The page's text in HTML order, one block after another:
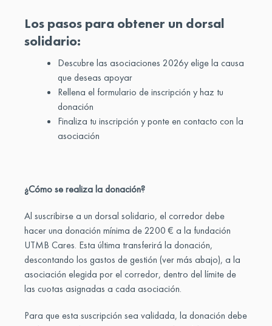
Los pasos para obtener un dorsal
solidario:
Descubre las asociaciones 2026y elige la causa
que deseas apoyar
Rellena el formulario de inscripción y haz tu
donación
Finaliza tu inscripción y ponte en contacto con la
asociación
¿Cómo se realiza la donación?
Al suscribirse a un dorsal solidario, el corredor debe
hacer una donación mínima de 2200 € a la fundación
UTMB Cares. Esta última transferirá la donación,
descontando los gastos de gestión (ver más abajo), a la
asociación elegida por el corredor, dentro del límite de
las cuotas asignadas a cada asociación.
Para que esta suscripción sea validada, la donación debe